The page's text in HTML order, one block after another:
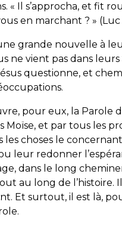
« Il s’approcha, et fit
en marchant ? » (Luc
grande nouvelle à
ne vient pas dans
questionne, et
pour eux, la
Moïse, et par tous les
les choses le
pu leur redonner
dans le long
au long de l’histoire.
Et surtout, il est là,